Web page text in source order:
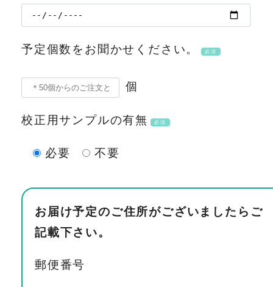
予定個数をお聞かせください。 必須
個
校正用サンプルの有無 必須
必要 不要
お届け予定のご住所がございましたらご
記載下さい。
郵便番号